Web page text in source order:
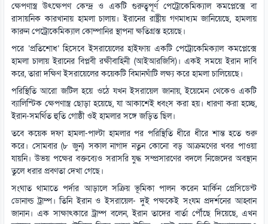
ক্ষেপণাস্ত্র উৎক্ষেপণ কেন্দ্র ও একটি গুরুত্বপূর্ণ পেট্রোকেমিক্যাল কমপ্লেক্সে বা
রাসায়নিক কারখানায় হামলা চালায়। ইরানের রাষ্ট্রীয় গণমাধ্যম জানিয়েছে, হামলায়
কারুন পেট্রোকেমিক্যাল কোম্পানির স্থাপনা ক্ষতিগ্রস্ত হয়েছে।
পরে ‘প্রতিশোধ’ হিসেবে ইসরায়েলের হাইফায় একটি পেট্রোকেমিক্যাল কমপ্লেক্সে
হামলা চালায় ইরানের বিপ্লবী রক্ষীবাহিনী (আইআরজিসি)। একই সময়ে ইরান দাবি
করে, তারা দক্ষিণ ইসরায়েলের কয়েকটি বিমানঘাঁটি লক্ষ্য করে হামলা চালিয়েছে।
পরিস্থিতি আরো জটিল হয়ে ওঠে যখন ইসরায়েল জানায়, ইয়েমেন থেকেও একটি
ব্যালিস্টিক ক্ষেপণাস্ত্র ছোড়া হয়েছে, যা আকাশেই ধ্বংস করা হয়। ধারণা করা হচ্ছে,
ইরান-সমর্থিত হুতি গোষ্ঠী ওই হামলার সঙ্গে জড়িত ছিল।
তবে কয়েক দফা হামলা-পাল্টা হামলার পর পরিস্থিতি ধীরে ধীরে শান্ত হতে শুরু
করে। সোমবার (৮ জুন) সকাল নাগাদ নতুন কোনো বড় আক্রমণের খবর পাওয়া
যায়নি। উভয় পক্ষের বক্তব্যেও সরাসরি যুদ্ধ সম্প্রসারণের বদলে নিজেদের অবস্থান
তুলে ধরার প্রবণতা দেখা গেছে।
সংঘাত থামাতে পর্দার আড়ালে সক্রিয় ভূমিকা পালন করেন মার্কিন প্রেসিডেন্ট
ডোনাল্ড ট্রাম্প। তিনি ইরান ও ইসরায়েল- দুই পক্ষকেই সংযম প্রদর্শনের আহ্বান
জানান। এক সাক্ষাৎকারে ট্রাম্প বলেন, ইরান তাদের বার্তা পৌঁছে দিয়েছে, এখন